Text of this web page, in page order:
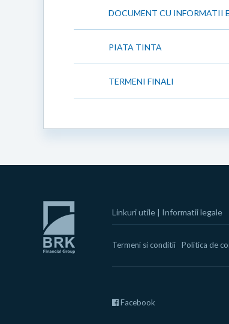
DOCUMENT CU INFORMATII
PIATA TINTA
TERMENI FINALI
Linkuri utile | Informatii legale
Termeni si conditii Politica de
Facebook